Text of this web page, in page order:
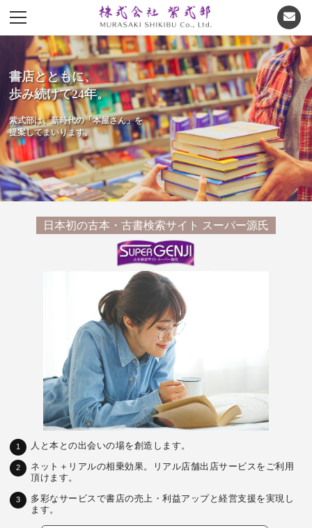
書店とともに、
歩み続けて24年。
紫式部は、新時代の「本屋さん」を
提案してまいります。
日本初の古本・古書検索サイト スーパー源氏
1 人と本との出会いの場を創造します。
2
ネット＋リアルの相乗効果。リアル店舗出店サービスをご利用
頂けます。
3
多彩なサービスで書店の売上・利益アップと経営支援を実現し
ます。